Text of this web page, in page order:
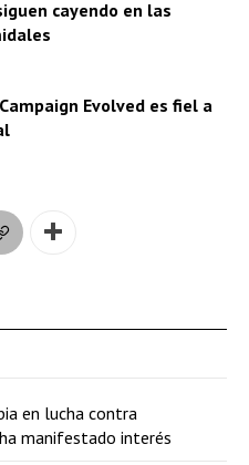
cayendo en las
Evolved es fiel a
en lucha contra
manifestado interés